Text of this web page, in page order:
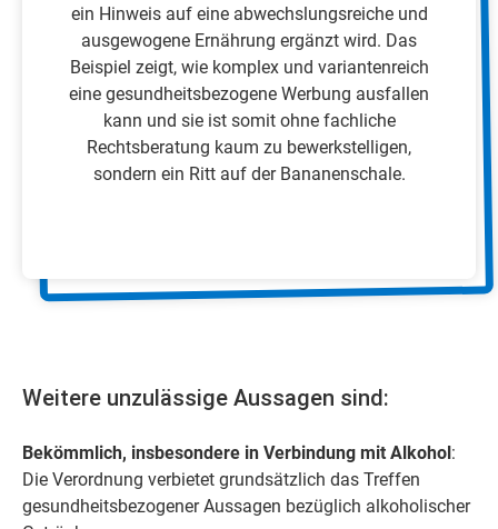
ein Hinweis auf eine abwechslungsreiche und
ausgewogene Ernährung ergänzt wird. Das
Beispiel zeigt, wie komplex und variantenreich
eine gesundheitsbezogene Werbung ausfallen
kann und sie ist somit ohne fachliche
Rechtsberatung kaum zu bewerkstelligen,
sondern ein Ritt auf der Bananenschale.
Weitere unzulässige Aussagen sind:
Bekömmlich, insbesondere in Verbindung mit Alkohol:
Die Verordnung verbietet grundsätzlich das Treffen
gesundheitsbezogener Aussagen bezüglich alkoholischer